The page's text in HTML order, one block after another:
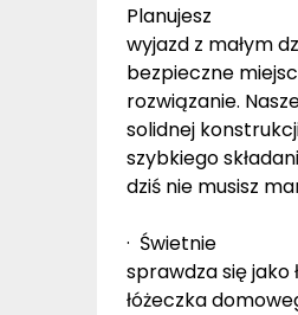
Planujesz
wyjazd z małym
bezpieczne
rozwiązanie.
solidnej
szybkiego
dziś nie musisz
· Świetnie
sprawdza się jako
łóżeczka